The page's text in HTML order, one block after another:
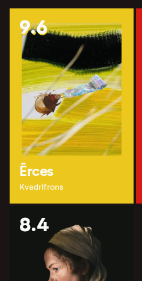
9.6
Ērces
Kvadrifrons
8.4